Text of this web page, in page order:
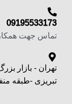
09195533173
تماس جهت
تهران - بازار
تبریزی -طبقه